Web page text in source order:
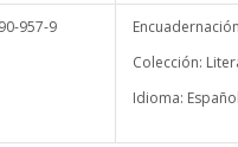
957-9
Colección:
Idioma: Español